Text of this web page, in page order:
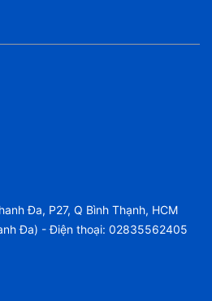
Đa, P27, Q Bình Thạnh, HCM
Đa) - Điện thoại: 02835562405